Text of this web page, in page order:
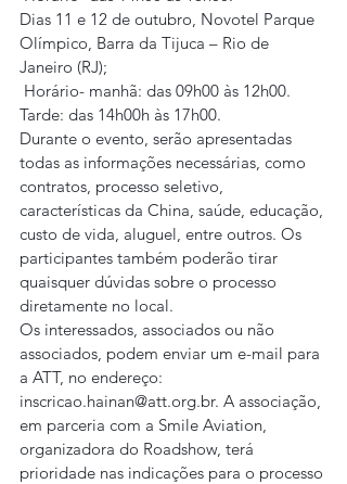
Dias 11 e 12 de outubro, Novotel Parque
Olímpico, Barra da Tijuca – Rio de
Janeiro (RJ);
Tarde: das 14h00h às 17h00.
Durante o evento, serão apresentadas
todas as informações necessárias, como
contratos, processo seletivo,
características da China, saúde, educação,
custo de vida, aluguel, entre outros. Os
participantes também poderão tirar
quaisquer dúvidas sobre o processo
diretamente no local.
Os interessados, associados ou não
associados, podem enviar um e-mail para
a ATT, no endereço:
inscricao.hainan@att.org.br. A associação,
em parceria com a Smile Aviation,
organizadora do Roadshow, terá
prioridade nas indicações para o processo